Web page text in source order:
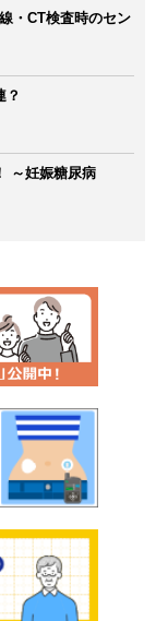
・CT検査時のセン
？
～妊娠糖尿病